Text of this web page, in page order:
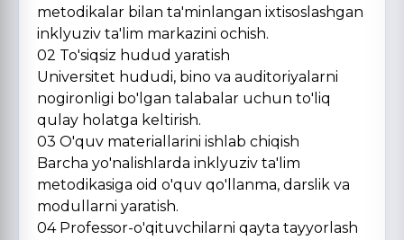
metodikalar bilan ta'minlangan ixtisoslashgan
inklyuziv ta'lim markazini ochish.
02 To'siqsiz hudud yaratish
Universitet hududi, bino va auditoriyalarni
nogironligi bo'lgan talabalar uchun to'liq
qulay holatga keltirish.
03 O'quv materiallarini ishlab chiqish
Barcha yo'nalishlarda inklyuziv ta'lim
metodikasiga oid o'quv qo'llanma, darslik va
modullarni yaratish.
04 Professor-o'qituvchilarni qayta tayyorlash